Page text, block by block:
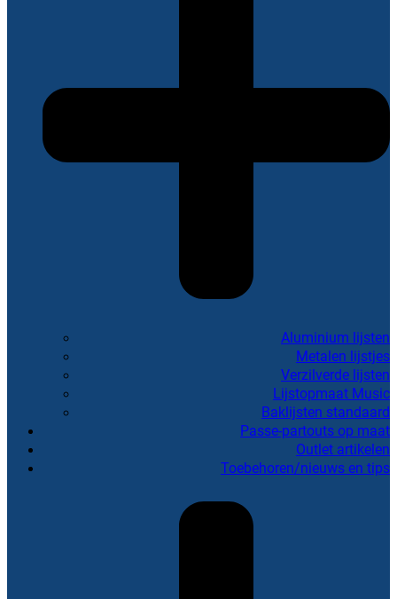
Aluminium lijsten
Metalen lijstjes
Verzilverde lijsten
Lijstopmaat Music
Baklijsten standaard
Passe-partouts op maat
Outlet artikelen
Toebehoren/nieuws en tips